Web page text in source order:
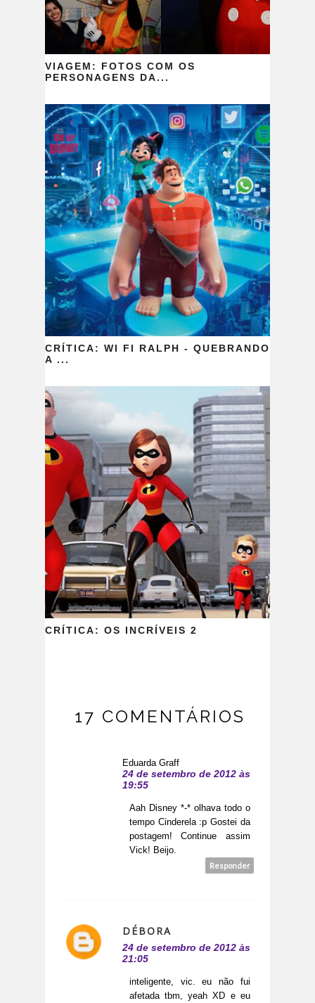
VIAGEM: FOTOS COM OS
PERSONAGENS DA...
CRÍTICA: WI FI RALPH - QUEBRANDO
A ...
CRÍTICA: OS INCRÍVEIS 2
17 COMENTÁRIOS
Eduarda Graff
24 de setembro de 2012 às
19:55
Aah Disney *-* olhava todo o
tempo Cinderela :p Gostei da
postagem! Continue assim
Vick! Beijo.
Responder
DÉBORA
24 de setembro de 2012 às
21:05
inteligente, vic. eu não fui
afetada tbm, yeah XD e eu